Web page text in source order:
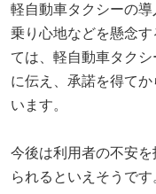
軽自動車タクシーの
乗り心地などを懸念
ては、軽自動車タク
に伝え、承諾を得て
います。
今後は利用者の不安
られるといえそうです